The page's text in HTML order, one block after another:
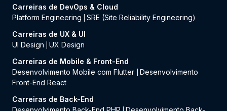
Carreiras de DevOps & Cloud
Platform Engineering
SRE (Site Reliability Engineering)
Carreiras de UX & UI
UI Design
UX Design
Carreiras de Mobile & Front-End
Desenvolvimento Mobile com Flutter
Desenvolvimento
Front-End React
Carreiras de Back-End